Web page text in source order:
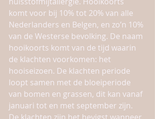
komt voor bij 10% tot 20% van alle
Nederlanders en Belgen, en zo’n 10%
van de Westerse bevolking. De naam
hooikoorts komt van de tijd waarin
de klachten voorkomen: het
hooiseizoen. De klachten periode
loopt samen met de bloeiperiode
van bomen en grassen, dit kan vanaf
januari tot en met september zijn.